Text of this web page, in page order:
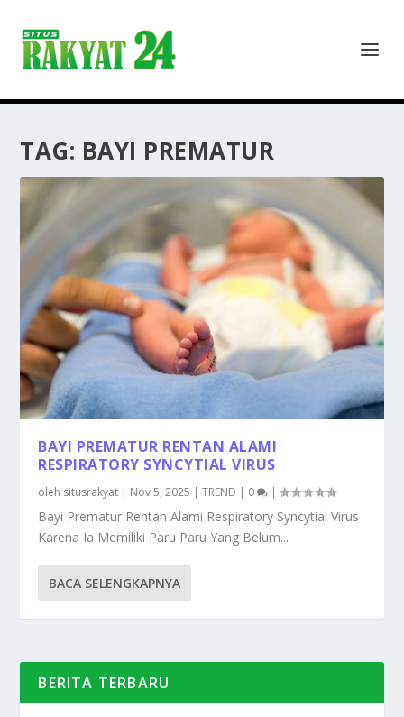
TAG: BAYI PREMATUR
BAYI PREMATUR RENTAN ALAMI
RESPIRATORY SYNCYTIAL VIRUS
oleh situsrakyat | Nov 5, 2025 |TREND | 0 |
Bayi Prematur Rentan Alami Respiratory Syncytial Virus
Karena Ia Memiliki Paru Paru Yang Belum...
BACA SELENGKAPNYA
BERITA TERBARU